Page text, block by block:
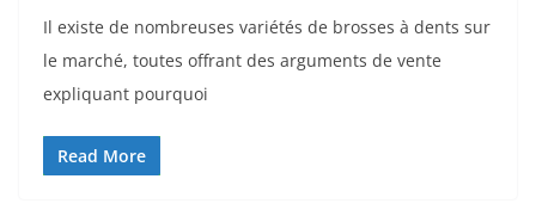
Il existe de nombreuses variétés de brosses à dents sur
le marché, toutes offrant des arguments de vente
expliquant pourquoi
Read More